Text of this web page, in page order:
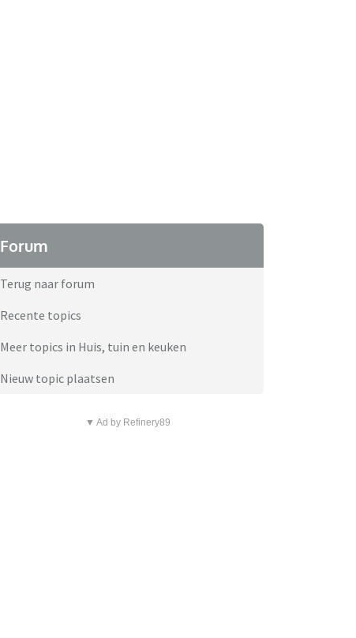
Forum
Terug naar forum
Recente topics
Meer topics in Huis, tuin en keuken
Nieuw topic plaatsen
▼ Ad by Refinery89